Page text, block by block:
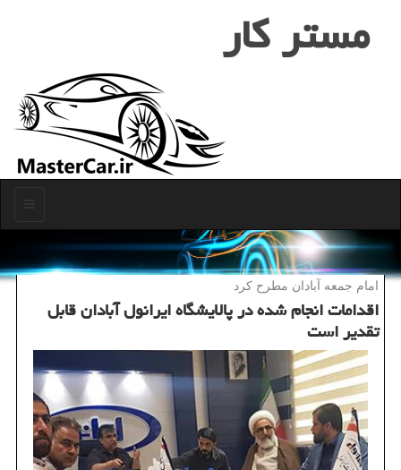
مستر كار
امام جمعه آبادان مطرح كرد
اقدامات انجام شده در پالایشگاه ایرانول آبادان قابل
تقدیر است